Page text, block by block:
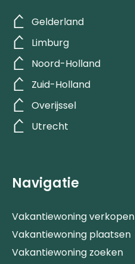
Gelderland
Limburg
Noord-Holland
Zuid-Holland
Overijssel
Utrecht
Navigatie
Vakantiewoning verkopen
Vakantiewoning plaatsen
Vakantiewoning zoeken